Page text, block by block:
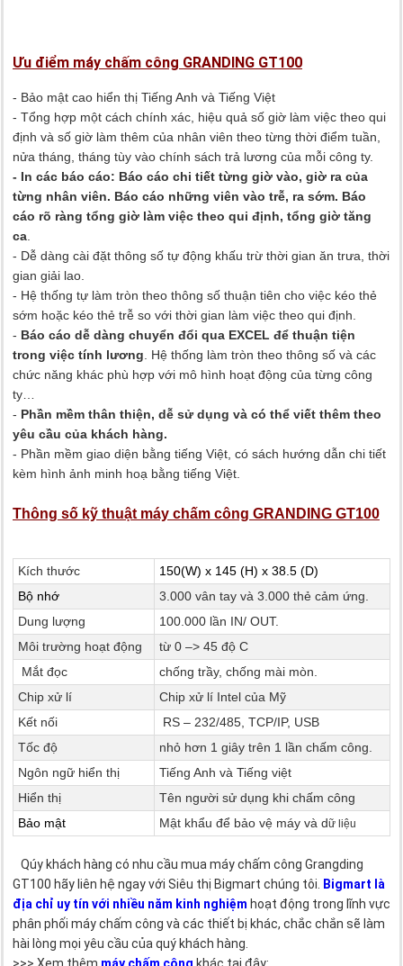
Ưu điểm máy chấm công GRANDING GT100
- Bảo mật cao hiển thị Tiếng Anh và Tiếng Việt
- Tổng hợp một cách chính xác, hiệu quả số giờ làm việc theo qui
định và số giờ làm thêm của nhân viên theo từng thời điểm tuần,
nửa tháng, tháng tùy vào chính sách trả lương của mỗi công ty.
- In các báo cáo: Báo cáo chi tiết từng giờ vào, giờ ra của
từng nhân viên. Báo cáo những viên vào trễ, ra sớm. Báo
cáo rõ ràng tổng giờ làm việc theo qui định, tổng giờ tăng
ca
- Dễ dàng cài đặt thông số tự động khấu trừ thời gian ăn trưa, thời
gian giải lao.
- Hệ thống tự làm tròn theo thông số thuận tiên cho việc kéo thẻ
sớm hoặc kéo thẻ trễ so với thời gian làm việc theo qui định.
- Báo cáo dễ dàng chuyển đổi qua EXCEL để thuận tiện
trong việc tính lương . Hệ thống làm tròn theo thông số và các
chức năng khác phù hợp với mô hình hoạt động của từng công
ty…
- Phần mềm thân thiện, dễ sử dụng và có thể viết thêm theo
yêu cầu của khách hàng.
- Phần mềm giao diện bằng tiếng Việt, có sách hướng dẫn chi tiết
kèm hình ảnh minh hoạ bằng tiếng Việt.
Thông số kỹ thuật máy chấm công GRANDING GT100
Kích thước
150(W) x 145 (H) x 38.5 (D)
Bộ nhớ
3.000 vân tay và 3.000 thẻ cảm ứng.
Dung lượng
100.000 lần IN/ OUT.
Môi trường hoạt động
từ 0 –> 45 độ C
Mắt đọc
chống trầy, chống mài mòn.
Chip xử lí
Chip xử lí Intel của Mỹ
Kết nối
RS – 232/485, TCP/IP, USB
Tốc độ
nhỏ hơn 1 giây trên 1 lần chấm công.
Ngôn ngữ hiển thị
Tiếng Anh và Tiếng việt
Hiển thị
Tên người sử dụng khi chấm công
Bảo mật
Mật khẩu để bảo vệ máy và dữ liệu
Qúy khách hàng có nhu cầu mua máy chấm công Grangding
GT100 hãy liên hệ ngay với Siêu thị Bigmart chúng tôi. Bigmart là
địa chỉ uy tín với nhiều năm kinh nghiệm hoạt động trong lĩnh vực
phân phối máy chấm công và các thiết bị khác, chắc chắn sẽ làm
hài lòng mọi yêu cầu của quý khách hàng.
>>> Xem thêm máy chấm công khác tại đây: